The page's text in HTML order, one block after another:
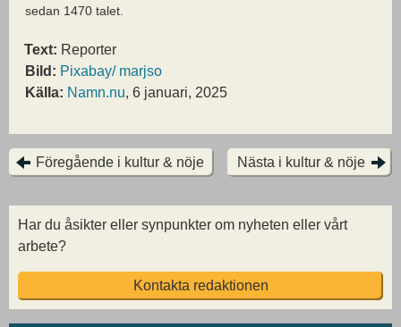
sedan 1470 talet.
Text: Reporter
Bild: Pixabay/ marjso
Källa: Namn.nu, 6 januari, 2025
Föregående i kultur & nöje Nästa i kultur & nöje
Har du åsikter eller synpunkter om nyheten eller vårt
arbete?
Kontakta redaktionen